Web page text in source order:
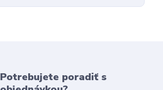
Potrebujete poradiť s